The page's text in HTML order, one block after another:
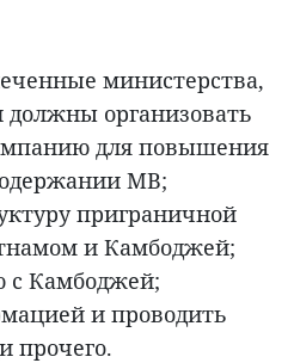
министерства,
должны организовать
для повышения
МВ;
приграничной
и Камбоджей;
с Камбоджей;
и проводить
прочего.